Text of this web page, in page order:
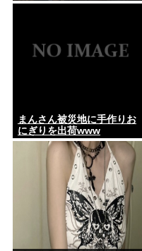
まんさん被災地に手作りお
にぎりを出荷www